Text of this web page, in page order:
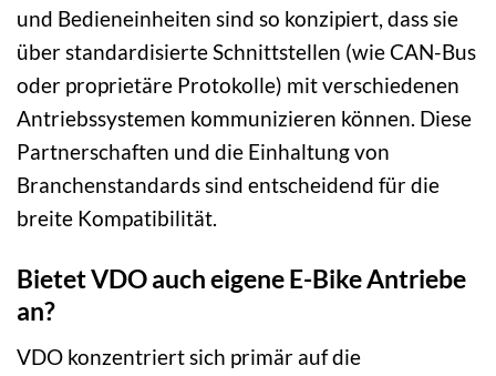
und Bedieneinheiten sind so konzipiert, dass sie
über standardisierte Schnittstellen (wie CAN-Bus
oder proprietäre Protokolle) mit verschiedenen
Antriebssystemen kommunizieren können. Diese
Partnerschaften und die Einhaltung von
Branchenstandards sind entscheidend für die
breite Kompatibilität.
Bietet VDO auch eigene E-Bike Antriebe
an?
VDO konzentriert sich primär auf die